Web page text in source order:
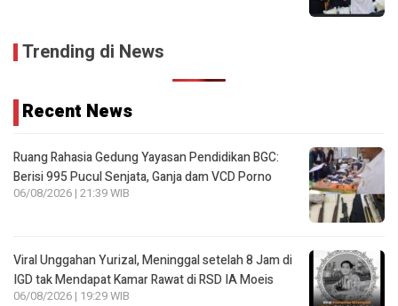
Trending di News
Recent News
Ruang Rahasia Gedung Yayasan Pendidikan BGC:
Berisi 995 Pucul Senjata, Ganja dam VCD Porno
06/08/2026 | 21:39 WIB
Viral Unggahan Yurizal, Meninggal setelah 8 Jam di
IGD tak Mendapat Kamar Rawat di RSD IA Moeis
06/08/2026 | 19:29 WIB